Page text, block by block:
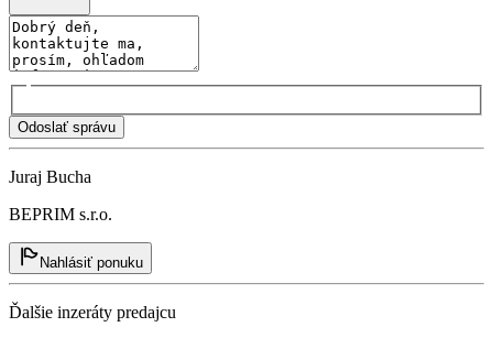
Odoslať správu
Juraj Bucha
BEPRIM s.r.o.
Nahlásiť ponuku
Ďalšie inzeráty predajcu